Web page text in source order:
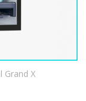
Grand X